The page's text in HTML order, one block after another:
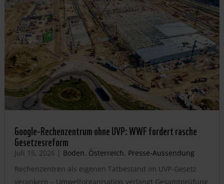
Google-Rechenzentrum ohne UVP: WWF fordert rasche
Gesetzesreform
Juli 15, 2026 | Boden, Österreich, Presse-Aussendung
Rechenzentren als eigenen Tatbestand im UVP-Gesetz
verankern – Umweltorganisation verlangt Gesamtprüfung